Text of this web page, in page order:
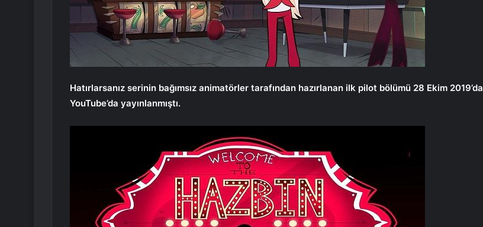
Hatırlarsanız serinin bağımsız animatörler tarafından hazırlanan ilk pilot bölümü 28 Ekim 2019’da
YouTube’da yayınlanmıştı.